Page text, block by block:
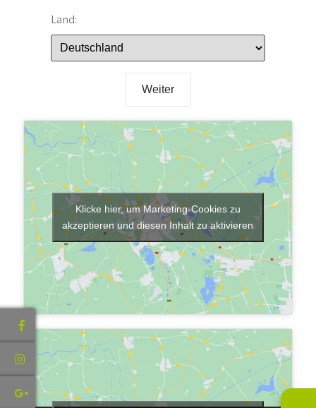
Land:
Weiter
Klicke hier, um Marketing-Cookies zu
akzeptieren und diesen Inhalt zu aktivieren